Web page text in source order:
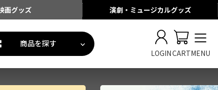
画グッズ 演劇・ミュージカルグッズ
商品を探す
LOGINCARTMENU